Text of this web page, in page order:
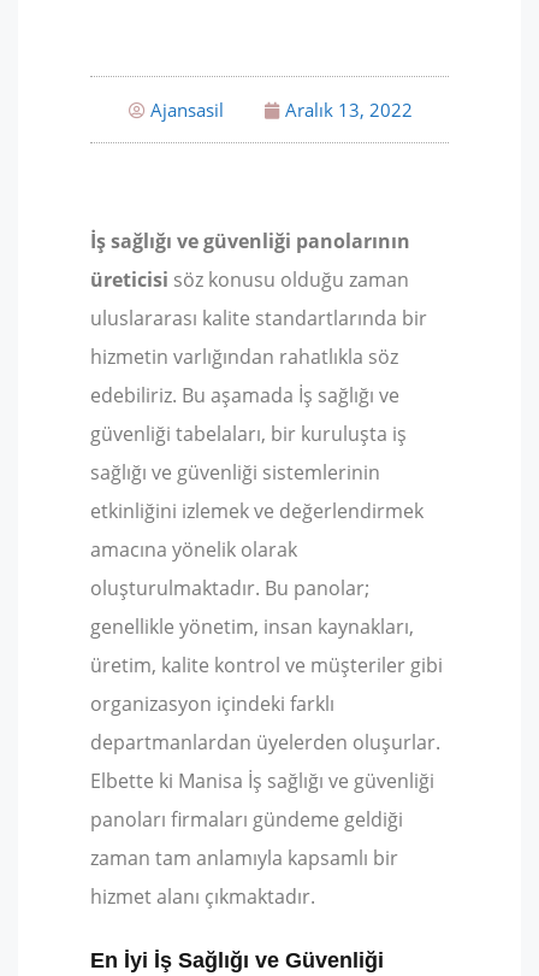
Ajansasil Aralık 13, 2022
İş sağlığı ve güvenliği panolarının
üreticisi söz konusu olduğu zaman
uluslararası kalite standartlarında bir
hizmetin varlığından rahatlıkla söz
edebiliriz. Bu aşamada İş sağlığı ve
güvenliği tabelaları, bir kuruluşta iş
sağlığı ve güvenliği sistemlerinin
etkinliğini izlemek ve değerlendirmek
amacına yönelik olarak
oluşturulmaktadır. Bu panolar;
genellikle yönetim, insan kaynakları,
üretim, kalite kontrol ve müşteriler gibi
organizasyon içindeki farklı
departmanlardan üyelerden oluşurlar.
Elbette ki Manisa İş sağlığı ve güvenliği
panoları firmaları gündeme geldiği
zaman tam anlamıyla kapsamlı bir
hizmet alanı çıkmaktadır.
En İyi İş Sağlığı ve Güvenliği